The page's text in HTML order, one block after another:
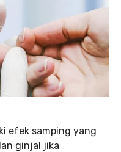
efek samping yang
ginjal jika